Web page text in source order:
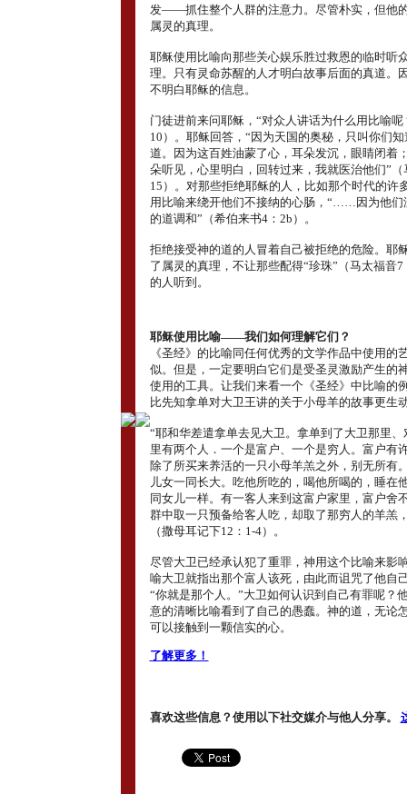
发――抓住整个人群的注意力。尽管朴实，但他
属灵的真理。
耶稣使用比喻向那些关心娱乐胜过救恩的临时听
理。只有灵命苏醒的人才明白故事后面的真道。
不明白耶稣的信息。
门徒进前来问耶稣，“对众人讲话为什么用比喻呢
10）。耶稣回答，“因为天国的奥秘，只叫你们
道。因为这百姓油蒙了心，耳朵发沉，眼睛闭着
朵听见，心里明白，回转过来，我就医治他们”（
15）。对那些拒绝耶稣的人，比如那个时代的许
用比喻来绕开他们不接纳的心肠，“……因为他们
的道调和”（希伯来书4：2b）。
拒绝接受神的道的人冒着自己被拒绝的危险。耶
了属灵的真理，不让那些配得“珍珠”（马太福音
的人听到。
耶稣使用比喻――我们如何理解它们？
《圣经》的比喻同任何优秀的文学作品中使用的
似。但是，一定要明白它们是受圣灵激励产生的
使用的工具。让我们来看一个《圣经》中比喻的
比先知拿单对大卫王讲的关于小母羊的故事更生
“耶和华差遣拿单去见大卫。拿单到了大卫那里、
里有两个人．一个是富户、一个是穷人。富户有
除了所买来养活的一只小母羊羔之外，别无所有
儿女一同长大。吃他所吃的，喝他所喝的，睡在
同女儿一样。有一客人来到这富户家里，富户舍
群中取一只预备给客人吃，却取了那穷人的羊羔
（撒母耳记下12：1-4）。
尽管大卫已经承认犯了重罪，神用这个比喻来影
喻大卫就指出那个富人该死，由此而诅咒了他自
“你就是那个人。”大卫如何认识到自己有罪呢？
意的清晰比喻看到了自己的愚蠢。神的道，无论
可以接触到一颗信实的心。
了解更多！
喜欢这些信息？使用以下社交媒介与他人分享。